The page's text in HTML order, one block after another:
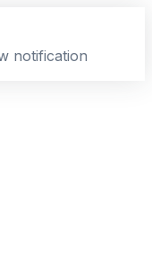
notification